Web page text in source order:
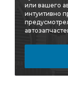
или вашего
интуитивно